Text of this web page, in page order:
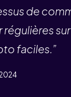
de
régulières
faciles.”